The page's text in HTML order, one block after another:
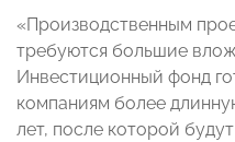
«Производственным
требуются большие
Инвестиционный фонд
компаниям более
лет, после которой